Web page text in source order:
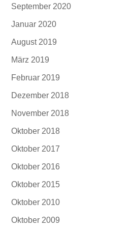
September 2020
Januar 2020
August 2019
März 2019
Februar 2019
Dezember 2018
November 2018
Oktober 2018
Oktober 2017
Oktober 2016
Oktober 2015
Oktober 2010
Oktober 2009